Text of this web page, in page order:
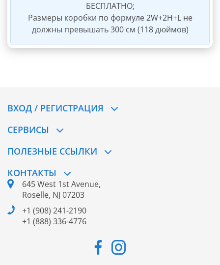
БЕСПЛАТНО;
Размеры коробки по формуле 2W+2H+L не
должны превышать 300 см (118 дюймов)
ВХОД / РЕГИСТРАЦИЯ
СЕРВИСЫ
ПОЛЕЗНЫЕ ССЫЛКИ
КОНТАКТЫ
645 West 1st Avenue,
Roselle, NJ 07203
+1 (908) 241-2190
+1 (888) 336-4776